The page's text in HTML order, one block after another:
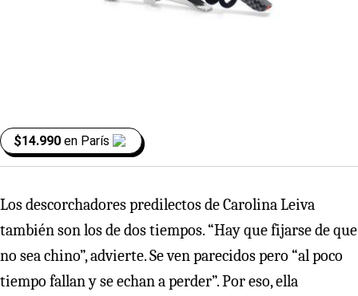
$14.990 en París
Los descorchadores predilectos de Carolina Leiva
también son los de dos tiempos. “Hay que fijarse de que
no sea chino”, advierte. Se ven parecidos pero “al poco
tiempo fallan y se echan a perder”. Por eso, ella